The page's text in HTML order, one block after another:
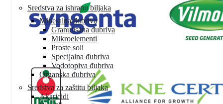
Sredstva za ishranu biljaka
Mineralna đubriva
Granulisana đubriva
Mikroelementi
Proste soli
Specijalna đubriva
Vodotopiva đubriva
Organska đubriva
Sredstva za zaštitu biljaka
Akaricidi